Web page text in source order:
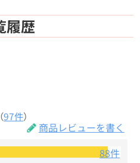
履歴
（97件）
商品レビューを書く
88件